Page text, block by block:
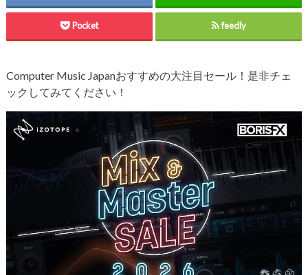
Pocket feedly
Computer Music Japanおすすめの大注目セール！是非チェ
ックしてみてください！